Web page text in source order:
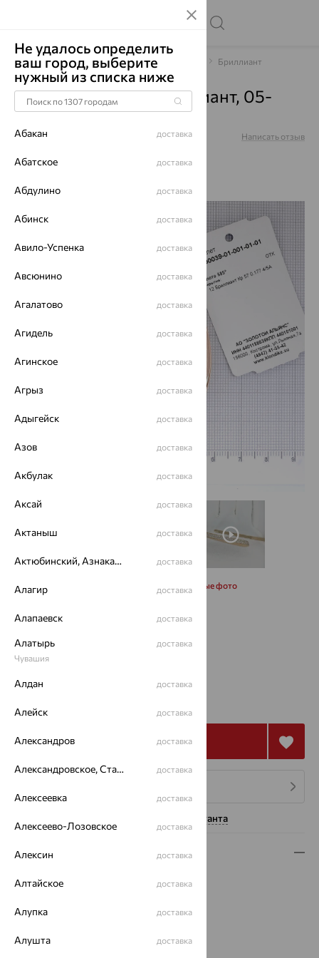
Главная Каталог Браслеты декоративные Бриллиант
Браслет, золото, бриллиант, 05-
00039-01-001-01-01
Артикул: Написать отзыв
Запросить дополнительные фото
Размеры:
17
481 511
Купить
Нужна помощь консультанта
Описание
Вид изделия:
Металл:
Проба:585
Не удалось определить
ваш город, выберите
нужный из списка ниже
Абакан доставка
Абатское доставка
Абдулино доставка
Абинск доставка
Авило-Успенка доставка
Авсюнино доставка
Агалатово доставка
Агидель доставка
Агинское доставка
Агрыз доставка
Адыгейск доставка
Азов доставка
Акбулак доставка
Аксай доставка
Актаныш доставка
Актюбинский, Азнакаевский район доставка
Алагир доставка
Алапаевск доставка
Алатырь
Чувашия
доставка
Алдан доставка
Алейск доставка
Александров доставка
Александровское, Ставропольский край доставка
Алексеевка доставка
Алексеево-Лозовское доставка
Алексин доставка
Алтайское доставка
Алупка доставка
Алушта доставка